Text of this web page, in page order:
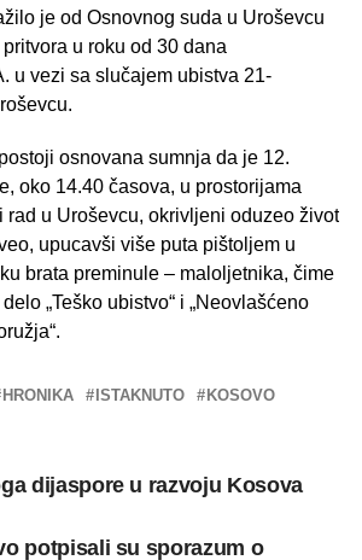
je od Osnovnog suda u Uroševcu
u roku od 30 dana
u vezi sa slučajem ubistva 21-
osnovana sumnja da je 12.
oko 14.40 časova, u prostorijama
rad u Uroševcu, okrivljeni oduzeo život
upucavši više puta pištoljem u
brata preminule – maloljetnika, čime
„Teško ubistvo“ i „Neovlašćeno
HRONIKA ISTAKNUTO
KOSOVO
dijaspore u razvoju Kosova
potpisali su sporazum o